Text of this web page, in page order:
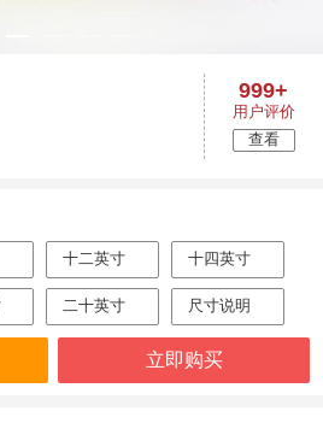
999+
用户评价
查看
十二英寸 十四英寸
二十英寸 尺寸说明
立即购买